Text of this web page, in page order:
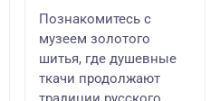
Познакомитесь с
музеем золотого
шитья, где душевные
ткачи продолжают